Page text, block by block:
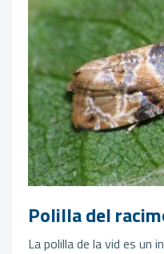
Polilla del
La polilla de la vid es un